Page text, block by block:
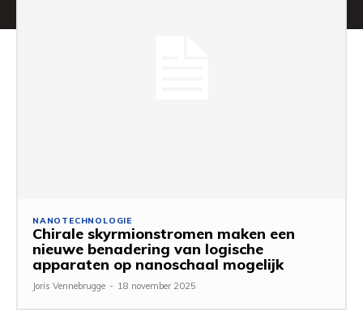
NANOTECHNOLOGIE
Chirale skyrmionstromen maken een
nieuwe benadering van logische
apparaten op nanoschaal mogelijk
Joris Vennebrugge - 18 november 2025